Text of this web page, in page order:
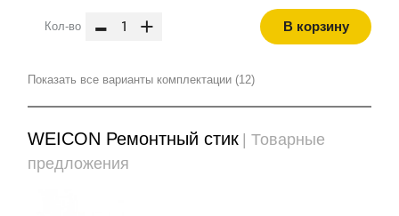
Кол-во - + В корзину
Показать все варианты комплектации (12)
WEICON Ремонтный стик | Товарные
предложения